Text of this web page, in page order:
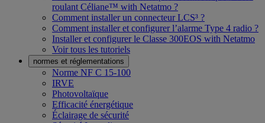
roulant Céliane™ with Netatmo ?
Comment installer un connecteur LCS³ ?
Comment installer et configurer l’alarme Type 4 radio ?
Installer et configurer le Classe 300EOS with Netatmo
Voir tous les tutoriels
normes et réglementations
Norme NF C 15-100
IRVE
Photovoltaïque
Efficacité énergétique
Éclairage de sécurité